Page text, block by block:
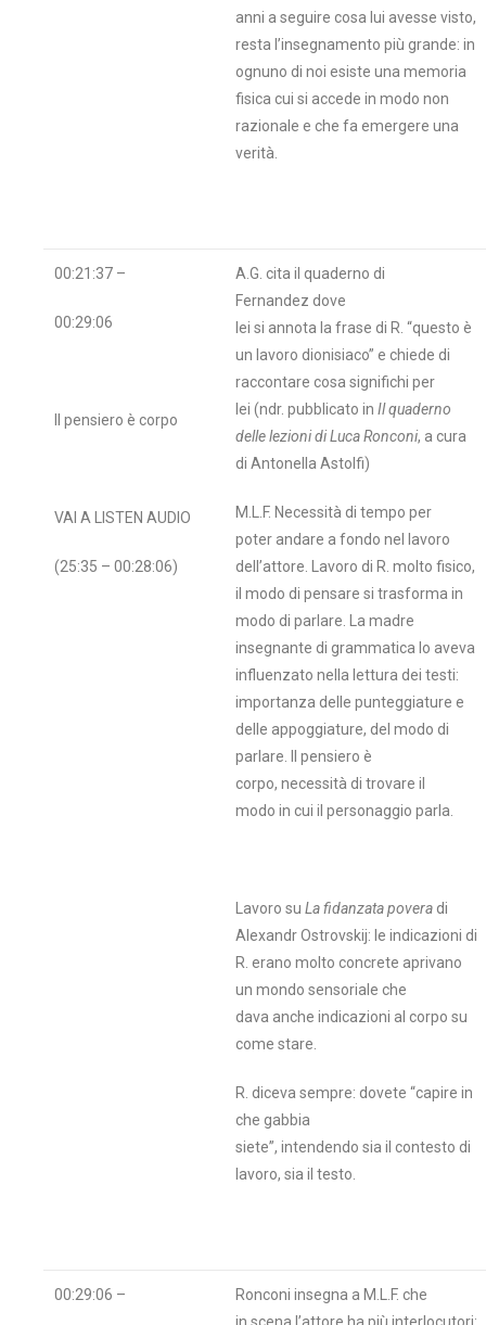
anni a seguire cosa lui avesse visto,
resta l’insegnamento più grande: in
ognuno di noi esiste una memoria
fisica cui si accede in modo non
razionale e che fa emergere una
verità.
00:21:37 –
00:29:06
Il pensiero è corpo
VAI A LISTEN AUDIO
(25:35 – 00:28:06)
A.G. cita il quaderno di
Fernandez dove
lei si annota la frase di R. “questo è
un lavoro dionisiaco” e chiede di
raccontare cosa significhi per
lei (ndr. pubblicato in Il quaderno
delle lezioni di Luca Ronconi, a cura
di Antonella Astolfi)
M.L.F. Necessità di tempo per
poter andare a fondo nel lavoro
dell’attore. Lavoro di R. molto fisico,
il modo di pensare si trasforma in
modo di parlare. La madre
insegnante di grammatica lo aveva
influenzato nella lettura dei testi:
importanza delle punteggiature e
delle appoggiature, del modo di
parlare. Il pensiero è
corpo, necessità di trovare il
modo in cui il personaggio parla.
Lavoro su La fidanzata povera di
Alexandr Ostrovskij: le indicazioni di
R. erano molto concrete aprivano
un mondo sensoriale che
dava anche indicazioni al corpo su
come stare.
R. diceva sempre: dovete “capire in
che gabbia
siete”, intendendo sia il contesto di
lavoro, sia il testo.
00:29:06 –
Ronconi insegna a M.L.F. che